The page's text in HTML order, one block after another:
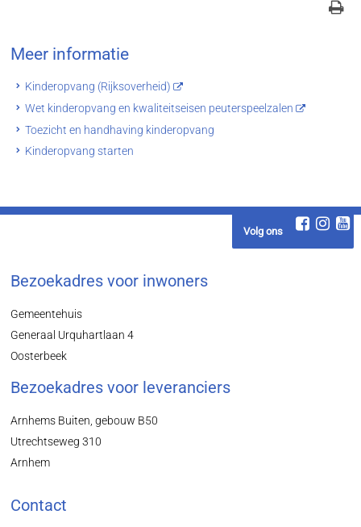
Meer informatie
Kinderopvang (Rijksoverheid)
Wet kinderopvang en kwaliteitseisen peuterspeelzalen
Toezicht en handhaving kinderopvang
Kinderopvang starten
Volg ons
Bezoekadres voor inwoners
Gemeentehuis
Generaal Urquhartlaan 4
Oosterbeek
Bezoekadres voor leveranciers
Arnhems Buiten, gebouw B50
Utrechtseweg 310
Arnhem
Contact